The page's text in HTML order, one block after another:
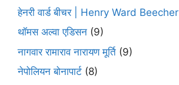
हेनरी वार्ड बीचर | Henry Ward Beecher
थॉमस अल्वा एडिसन (9)
नागवार रामाराव नारायण मूर्ति (9)
नेपोलियन बोनापार्ट (8)